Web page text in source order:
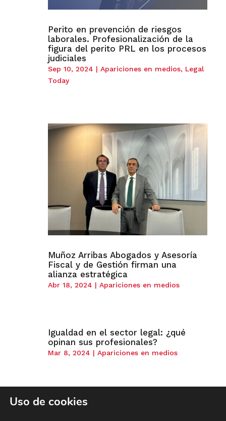
Perito en prevención de riesgos
laborales. Profesionalización de la
figura del perito PRL en los procesos
judiciales
Sep 10, 2024 | Apariciones en medios, Legal
Today
Muñoz Arribas Abogados y Asesoría
Fiscal y de Gestión firman una
alianza estratégica
Abr 18, 2024 | Apariciones en medios
Igualdad en el sector legal: ¿qué
opinan sus profesionales?
Mar 8, 2024 | Apariciones en medios
Uso de cookies